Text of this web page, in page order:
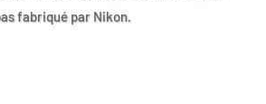
fabriqué par Nikon.